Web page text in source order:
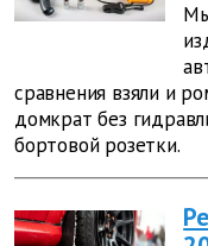
сравнения взяли и
домкрат без
бортовой розетки.